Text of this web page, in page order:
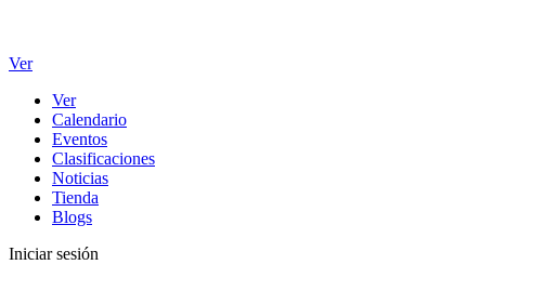
Ver
Ver
Calendario
Eventos
Clasificaciones
Noticias
Tienda
Blogs
Iniciar sesión